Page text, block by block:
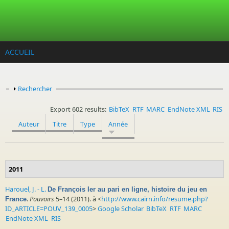
ACCUEIL
Afficher
Rechercher
Export 602 results: BibTeX RTF MARC EndNote XML RIS
Auteur
Titre Type Année
2011
Harouel, J. - L. De François Ier au pari en ligne, histoire du jeu en
France.Pouvoirs 5–14 (2011). à <http://www.cairn.info/resume.php?
ID_ARTICLE=POUV_139_0005>Google Scholar BibTeX RTF MARC
EndNote XML RIS